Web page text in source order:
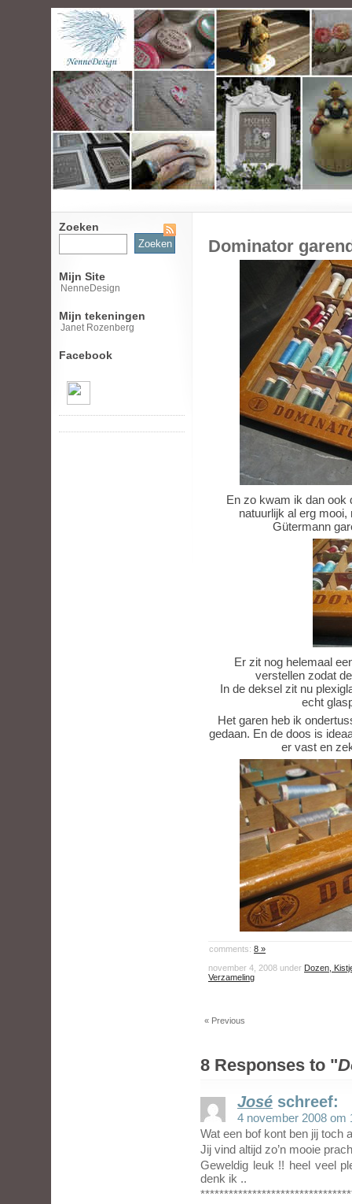
Zoeken
Zoeken
naar:
Mijn Site
NenneDesign
Mijn tekeningen
Janet Rozenberg
Facebook
Dominator
En zo kwam ik dan ook
natuurlijk al erg
Gütermann
Er zit nog helemaal
verstellen zodat
In de deksel zit nu
echt
Het garen heb ik
gedaan. En de doos is
er vast en
comments: 8 »
november 4, 2008 under Dozen,
Verzameling
« Previous
8 Responses to "
José schreef:
4 november 2008 om
Wat een bof kont ben jij toch
Jij vind altijd zo’n mooie
Geweldig leuk !! heel veel
denk ik ..